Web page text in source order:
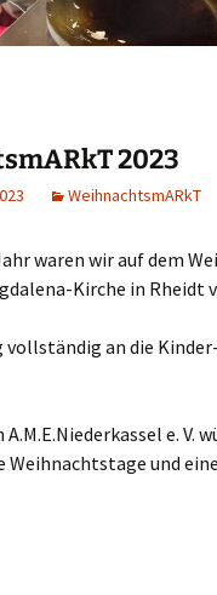
2023
WeihnachtsmARkT
waren wir auf dem
Kirche in Rheidt
vollständig an die
e. V.
Weihnachtstage und